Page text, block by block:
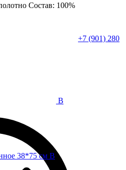
Состав: 100%
В
38*75 см В
+7 (901) 280